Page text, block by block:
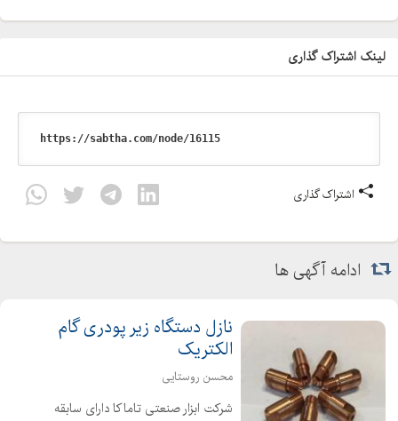
لینک اشتراک گذاری
اشتراک گذاری
ادامه آگهی ها
نازل دستگاه زیر پودری گام
الکتریک
محسن روستایی
شرکت ابزار صنعتی تاماکا دارای سابقه